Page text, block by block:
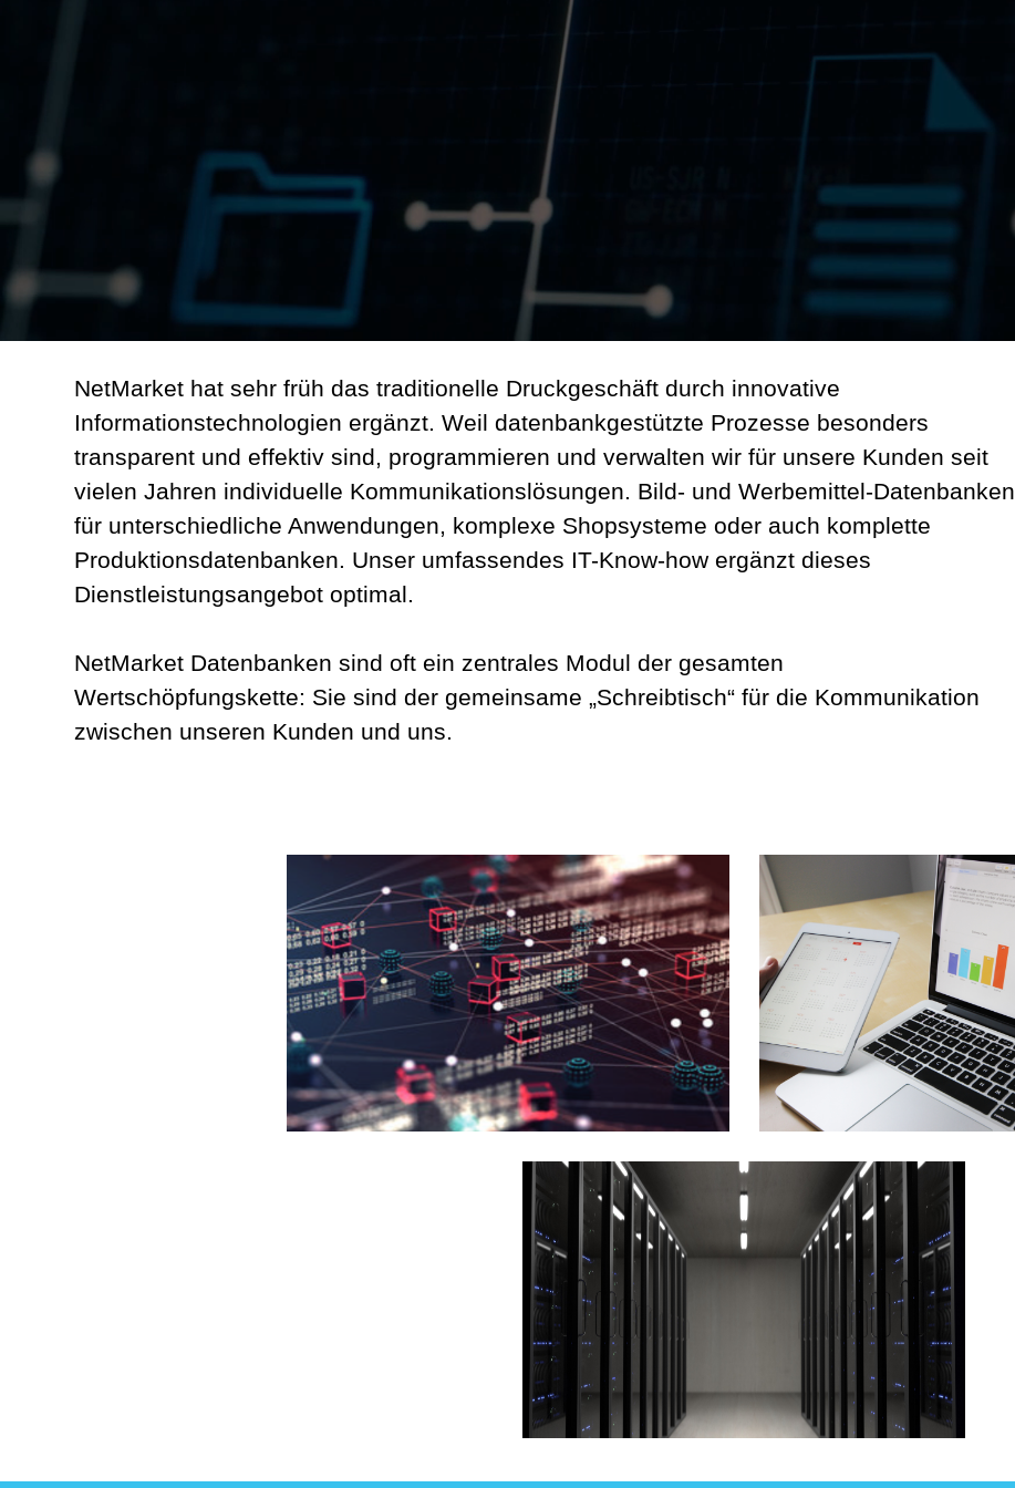
NetMarket hat sehr früh das traditionelle Druckgeschäft durch innovative
Informationstechnologien ergänzt. Weil datenbankgestützte Prozesse besonders
transparent und effektiv sind, programmieren und verwalten wir für unsere Kunden seit
vielen Jahren individuelle Kommunikationslösungen. Bild- und Werbemittel-Datenbanken
für unterschiedliche Anwendungen, komplexe Shopsysteme oder auch komplette
Produktionsdatenbanken. Unser umfassendes IT-Know-how ergänzt dieses
Dienstleistungsangebot optimal.
NetMarket Datenbanken sind oft ein zentrales Modul der gesamten
Wertschöpfungskette: Sie sind der gemeinsame „Schreibtisch“ für die Kommunikation
zwischen unseren Kunden und uns.